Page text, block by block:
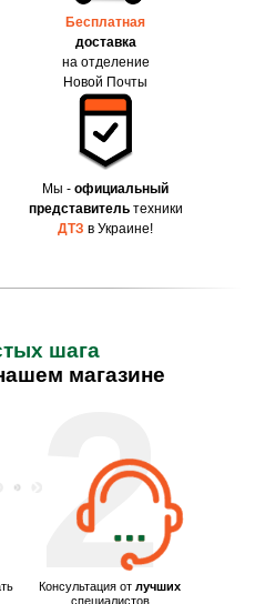
Бесплатная
доставка
на отделение
Новой Почты
Мы - официальный
представительтехники
ДТЗ в Украине!
2
Консультация от лучших
специалистов
шага
магазине